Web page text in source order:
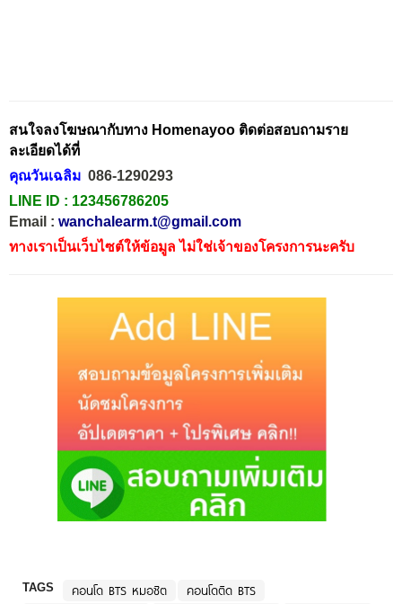
สนใจลงโฆษณากับทาง Homenayoo ติดต่อสอบถามราย
ละเอียดได้ที่
คุณวันเฉลิม 086-1290293
LINE ID : 123456786205
Email : wanchalearm.t@gmail.com
ทางเราเป็นเว็บไซต์ให้ข้อมูล ไม่ใช่เจ้าของโครงการนะครับ
TAGS คอนโด BTS หมอชิต
คอนโดติด BTS